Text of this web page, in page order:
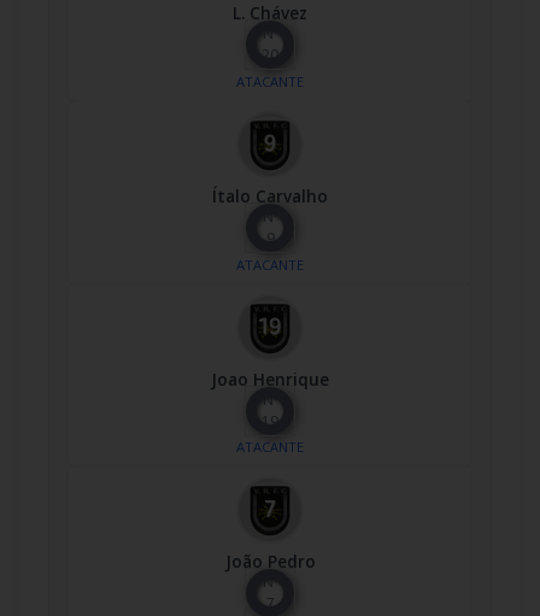
L. Chávez
Nº
20
ATACANTE
Ítalo Carvalho
Nº
9
ATACANTE
Joao Henrique
Nº
19
ATACANTE
João Pedro
Nº
7